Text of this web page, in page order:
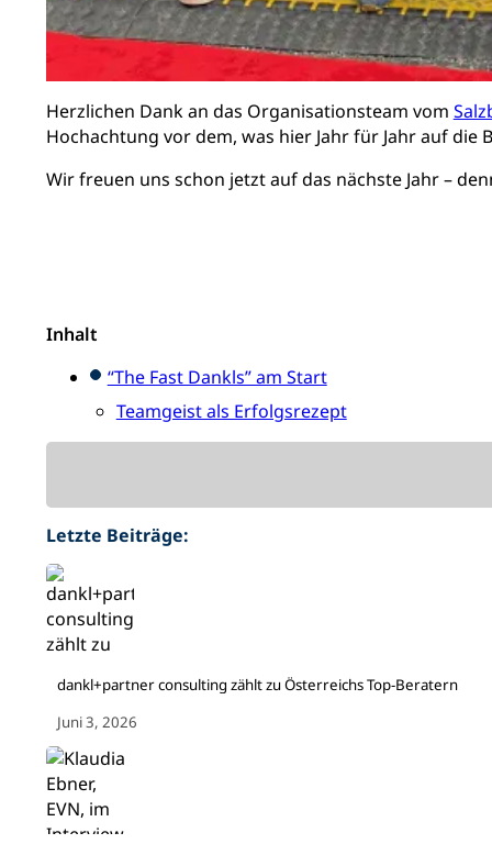
Herzlichen Dank an das Organisationsteam vom
Hochachtung vor dem, was hier Jahr für Jahr auf
Wir freuen uns schon jetzt auf das nächste Jahr –
Inhalt
“The Fast Dankls” am Start
Teamgeist als Erfolgsrezept
Letzte Beiträge:
dankl+partner consulting zählt zu Österreichs Top-Beratern
Juni 3, 2026